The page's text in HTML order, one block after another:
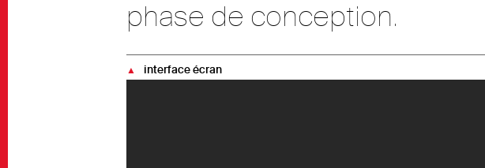
phase de conception.
▲ interface écran